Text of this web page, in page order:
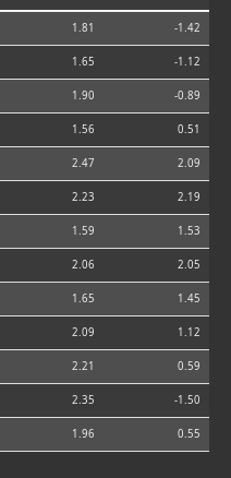
1.81 -1.42
1.65 -1.12
1.90 -0.89
1.56 0.51
2.47 2.09
2.23 2.19
1.59 1.53
2.06 2.05
1.65 1.45
2.09 1.12
2.21 0.59
2.35 -1.50
1.96 0.55